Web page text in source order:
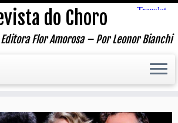
do Choro
Flor Amorosa – Por Leonor Bianchi